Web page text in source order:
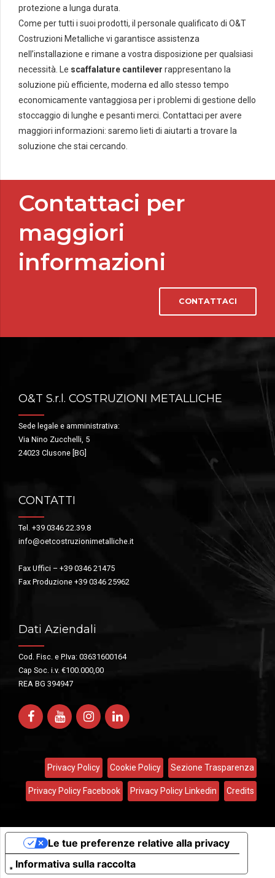
protezione a lunga durata.
Come per tutti i suoi prodotti, il personale qualificato di O&T
Costruzioni Metalliche vi garantisce assistenza
nell’installazione e rimane a vostra disposizione per qualsiasi
necessità. Le scaffalature cantilever rappresentano la
soluzione più efficiente, moderna ed allo stesso tempo
economicamente vantaggiosa per i problemi di gestione dello
stoccaggio di lunghe e pesanti merci. Contattaci per avere
maggiori informazioni: saremo lieti di aiutarti a trovare la
soluzione che stai cercando.
Contattaci per
maggiori
informazioni
CONTATTACI
O&T S.r.l. COSTRUZIONI METALLICHE
Sede legale e amministrativa:
Via Nino Zucchelli, 5
24023 Clusone [BG]
CONTATTI
Tel. +39 0346 22.39.8
info@oetcostruzionimetalliche.it
Fax Uffici – +39 0346 21475
Fax Produzione +39 0346 25962
Dati Aziendali
Cod. Fisc. e P.Iva: 03631600164
Cap Soc. i.v. €100.000,00
REA BG 394947
Privacy Policy Cookie Policy Sezione Trasparenza
Privacy Policy Facebook Privacy Policy Linkedin Credits
Informativa sulla raccolta
Le tue preferenze relative alla privacy